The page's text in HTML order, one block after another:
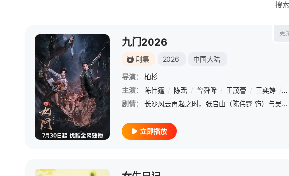
搜
更
九门2026
剧集 2026 中国大陆
导演：
柏杉
主演：
陈伟霆 / 陈瑶 / 曾舜晞 / 王茂蕾 / 王奕婷 /
剧情：
长沙风云再起之时，张启山（陈伟霆 饰）与吴老狗（曾舜晞 饰）强强联手，携手霍仙姑（陈瑶 饰）与九门诸人共赴冒险奇局。一桩401部队的神秘失踪事件，牵出百年尘封的惊天秘辛。生死抉择、兄弟之情、门派担当与
立即播放